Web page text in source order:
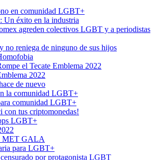
en comunidad LGBT+
Un éxito en la industria
agreden colectivos LGBT y a periodistas
no reniega de ninguno de sus hijos
el Tecate Emblema 2022
2022
de nuevo
la comunidad LGBT+
comunidad LGBT+
con tus criptomonedas!
LGBT+
MET GALA
para LGBT+
por protagonista LGBT